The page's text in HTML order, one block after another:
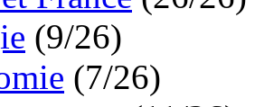
(9/26)
(7/26)